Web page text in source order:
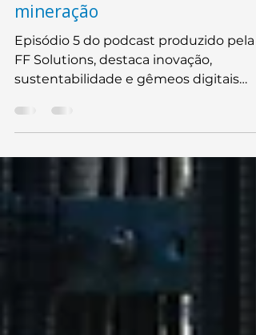
Blossom no "I Love BIM Cast":
engenharia digital,
sustentabilidade e o futuro da
mineração
Episódio 5 do podcast produzido pela
FF Solutions, destaca inovação,
com participação da Blossom.